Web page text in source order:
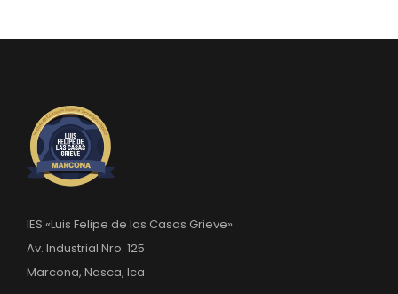
IES «Luis Felipe de las Casas Grieve»
Av. Industrial Nro. 125
Marcona, Nasca, Ica